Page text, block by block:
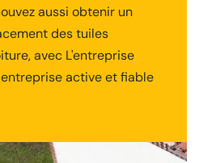
aussi obtenir un
des tuiles
avec L'entreprise
entreprise active et fiable